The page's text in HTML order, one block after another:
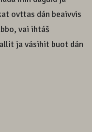
ovttas dán beaivvis
vai ihtáš
ja vásihit buot dán